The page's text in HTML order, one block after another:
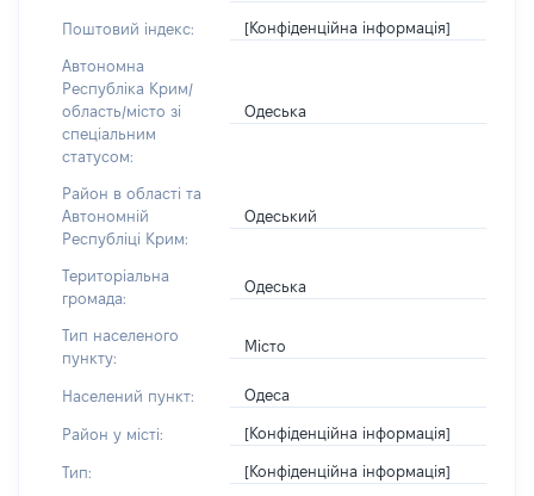
Поштовий індекс: [Конфіденційна інформація]
Автономна
Республіка Крим/
область/місто зі
спеціальним
статусом:
Одеська
Район в області та
Автономній
Республіці Крим:
Одеський
Територіальна
громада:
Одеська
Тип населеного
пункту:
Місто
Населений пункт: Одеса
Район у місті: [Конфіденційна інформація]
Тип: [Конфіденційна інформація]